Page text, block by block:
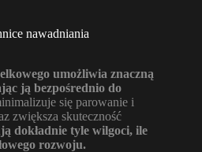
nawadniania
umożliwia znaczną
ją bezpośrednio do
się parowanie i
zwiększa skuteczność
dokładnie tyle wilgoci, ile
rozwoju.